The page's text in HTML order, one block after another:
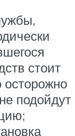
стоит
осторожно
подойдут